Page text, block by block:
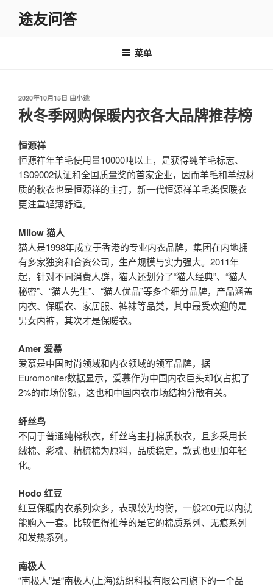
途友问答
菜单
发
布
于
2020年10月15日 由小途
秋冬季网购保暖内衣各大品牌推荐榜
恒源祥
恒源祥年羊毛使用量10000吨以上，是获得纯羊毛标志、
1S09002认证和全国质量奖的首家企业，因而羊毛和羊绒材
质的秋衣也是恒源祥的主打，新一代恒源祥羊毛类保暖衣
更注重轻薄舒适。
Miiow 猫人
猫人是1998年成立于香港的专业内衣品牌，集团在内地拥
有多家独资和合资公司，生产规模与实力强大。2011年
起，针对不同消费人群，猫人还划分了“猫人经典”、“猫人
秘密”、“猫人先生”、“猫人优品”等多个细分品牌，产品涵盖
内衣、保暖衣、家居服、裤袜等品类，其中最受欢迎的是
男女内裤，其次才是保暖衣。
Amer 爱慕
爱慕是中国时尚领域和内衣领域的领军品牌，据
Euromoniter数据显示，爱慕作为中国内衣巨头却仅占据了
2%的市场份额，这也和中国内衣市场结构分散有关。
纤丝鸟
不同于普通纯棉秋衣，纤丝鸟主打棉质秋衣，且多采用长
绒棉、彩棉、精梳棉为原料，品质稳定，款式也更加年轻
化。
Hodo 红豆
红豆保暖内衣系列众多，表现较为均衡，一般200元以内就
能购入一套。比较值得推荐的是它的棉质系列、无痕系列
和发热系列。
南极人
“南极人”是“南极人(上海)纺织科技有限公司旗下的一个品